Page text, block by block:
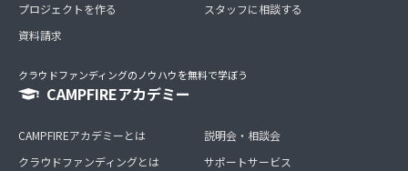
プロジェクトを作る
資料請求
スタッフに相談する
クラウドファンディングのノウハウを無料で学ぼう
CAMPFIREアカデミー
CAMPFIREアカデミーとは
クラウドファンディングとは
説明会・相談会
サポートサービス